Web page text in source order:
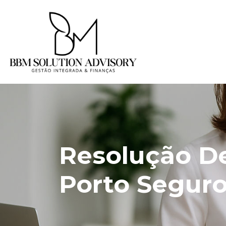
Resolução
Porto